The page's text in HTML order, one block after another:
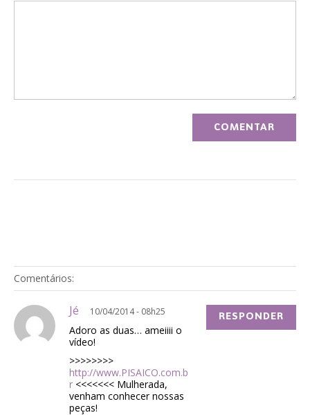
Comentários:
Jé 10/04/2014 - 08h25
Adoro as duas… ameiiii o
vídeo!
>>>>>>>>
http://www.PISAICO.com.b
r <<<<<<< Mulherada,
venham conhecer nossas
peças!
RESPONDER